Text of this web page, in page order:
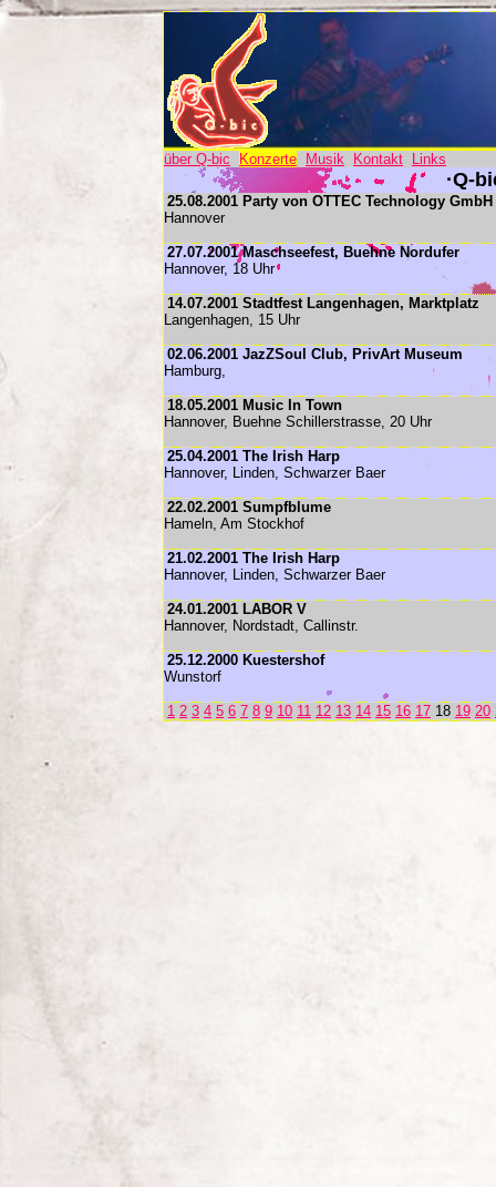
über Q-bic Konzerte Musik Kontakt Links
·Q-
25.08.2001 Party von OTTEC Technology GmbH
Hannover
27.07.2001 Maschseefest, Buehne Nordufer
Hannover, 18 Uhr
14.07.2001 Stadtfest Langenhagen, Marktplatz
Langenhagen, 15 Uhr
02.06.2001 JazZSoul Club, PrivArt Museum
Hamburg,
18.05.2001 Music In Town
Hannover, Buehne Schillerstrasse, 20 Uhr
25.04.2001 The Irish Harp
Hannover, Linden, Schwarzer Baer
22.02.2001 Sumpfblume
Hameln, Am Stockhof
21.02.2001 The Irish Harp
Hannover, Linden, Schwarzer Baer
24.01.2001 LABOR V
Hannover, Nordstadt, Callinstr.
25.12.2000 Kuestershof
Wunstorf
1 2 3 4 5 6 7 8 9 10 11 12 13 14 15 16 17 18 19 20